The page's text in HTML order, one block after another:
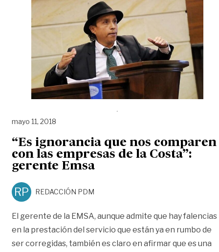
mayo 11, 2018
“Es ignorancia que nos comparen
con las empresas de la Costa”:
gerente Emsa
RP REDACCIÓN PDM
El gerente de la EMSA, aunque admite que hay falencias
en la prestación del servicio que están ya en rumbo de
ser corregidas, también es claro en afirmar que es una